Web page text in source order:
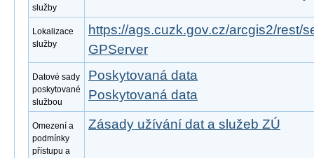
služby
Lokalizace
služby
https://ags.cuzk.gov.cz/arcgis2/rest/
GPServer
Datové sady
poskytované
službou
Poskytovaná data
Poskytovaná data
Omezení a
podmínky
přístupu a
Zásady užívání dat a služeb ZÚ